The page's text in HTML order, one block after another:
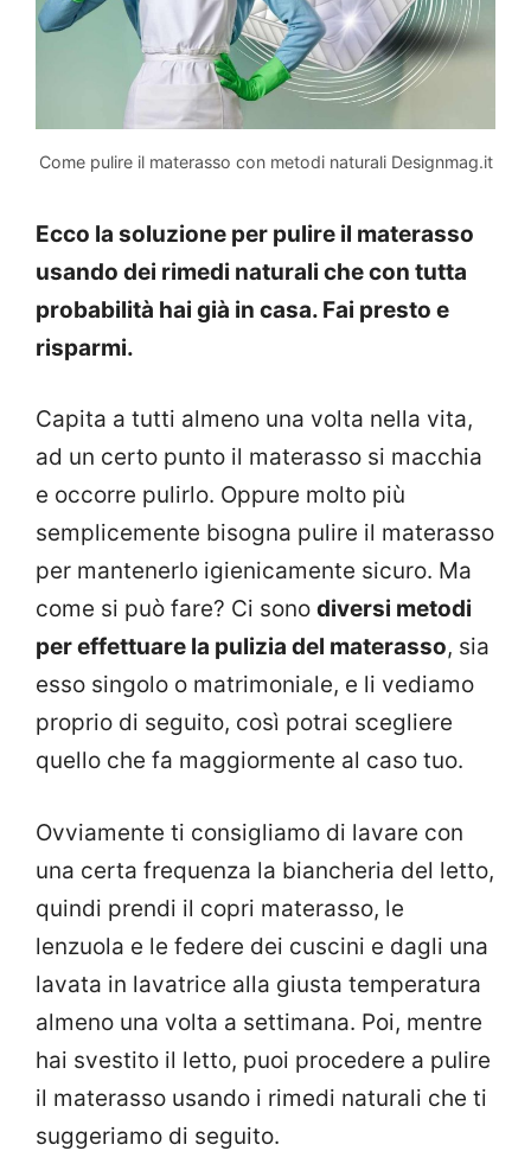
Come pulire il materasso con metodi naturali Designmag.it
Ecco la soluzione per pulire il materasso
usando dei rimedi naturali che con tutta
probabilità hai già in casa. Fai presto e
risparmi.
Capita a tutti almeno una volta nella vita,
ad un certo punto il materasso si macchia
e occorre pulirlo. Oppure molto più
semplicemente bisogna pulire il materasso
per mantenerlo igienicamente sicuro. Ma
come si può fare? Ci sono diversi metodi
per effettuare la pulizia del materasso, sia
esso singolo o matrimoniale, e li vediamo
proprio di seguito, così potrai scegliere
quello che fa maggiormente al caso tuo.
Ovviamente ti consigliamo di lavare con
una certa frequenza la biancheria del letto,
quindi prendi il copri materasso, le
lenzuola e le federe dei cuscini e dagli una
lavata in lavatrice alla giusta temperatura
almeno una volta a settimana. Poi, mentre
hai svestito il letto, puoi procedere a pulire
il materasso usando i rimedi naturali che ti
suggeriamo di seguito.